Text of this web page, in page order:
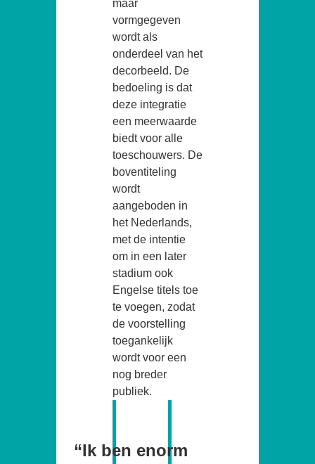
maar
vormgegeven
wordt als
onderdeel van het
decorbeeld. De
bedoeling is dat
deze integratie
een meerwaarde
biedt voor alle
toeschouwers. De
boventiteling
wordt
aangeboden in
het Nederlands,
met de intentie
om in een later
stadium ook
Engelse titels toe
te voegen, zodat
de voorstelling
toegankelijk
wordt voor een
nog breder
publiek.
“Ik ben enorm